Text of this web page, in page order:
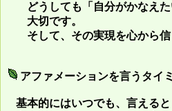
どうしても「自分がかなえた
大切です。
そして、その実現を心から信
アファメーションを言うタイ
基本的にはいつでも、言える